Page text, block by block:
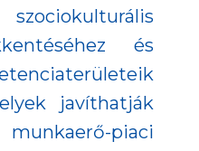
és
javíthatják
piaci